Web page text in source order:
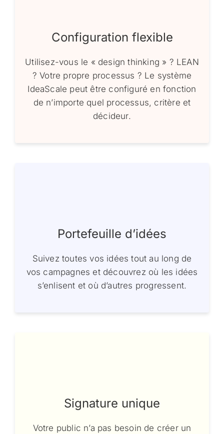
Configuration flexible
Utilisez-vous le « design thinking » ? LEAN
? Votre propre processus ? Le système
IdeaScale peut être configuré en fonction
de n’importe quel processus, critère et
décideur.
Portefeuille d’idées
Suivez toutes vos idées tout au long de
vos campagnes et découvrez où les idées
s’enlisent et où d’autres progressent.
Signature unique
Votre public n’a pas besoin de créer un